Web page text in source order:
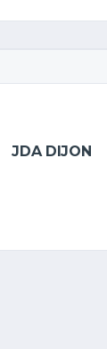
JDA DIJON